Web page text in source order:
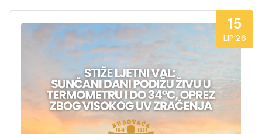
15
LIP’26